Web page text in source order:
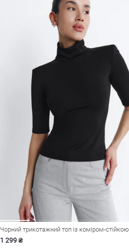
Чорний трикотажний топ із коміром-стійкою
1 299 ₴